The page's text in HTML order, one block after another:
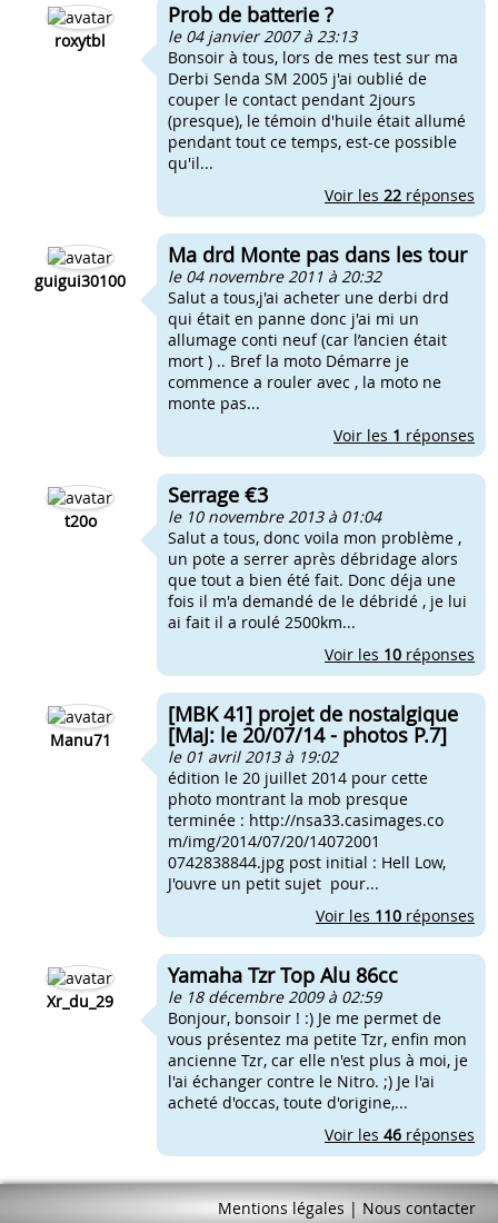
roxytbl
Prob de batterie ?
le 04 janvier 2007 à 23:13
Bonsoir à tous, lors de mes test sur ma
Derbi Senda SM 2005 j'ai oublié de
couper le contact pendant 2jours
(presque), le témoin d'huile était allumé
pendant tout ce temps, est-ce possible
qu'il...
Voir les 22 réponses
guigui30100
Ma drd Monte pas dans les tour
le 04 novembre 2011 à 20:32
Salut a tous,j'ai acheter une derbi drd
qui était en panne donc j'ai mi un
allumage conti neuf (car l’ancien était
mort ) .. Bref la moto Démarre je
commence a rouler avec , la moto ne
monte pas...
Voir les 1 réponses
t20o
Serrage €3
le 10 novembre 2013 à 01:04
Salut a tous, donc voila mon problème ,
un pote a serrer après débridage alors
que tout a bien été fait. Donc déja une
fois il m'a demandé de le débridé , je lui
ai fait il a roulé 2500km...
Voir les 10 réponses
Manu71
[MBK 41] projet de nostalgique
[MaJ: le 20/07/14 - photos P.7]
le 01 avril 2013 à 19:02
édition le 20 juillet 2014 pour cette
photo montrant la mob presque
terminée : http://nsa33.casimages.co
m/img/2014/07/20/14072001
0742838844.jpg post initial : Hell Low,
J'ouvre un petit sujet pour...
Voir les 110 réponses
Xr_du_29
Yamaha Tzr Top Alu 86cc
le 18 décembre 2009 à 02:59
Bonjour, bonsoir ! :) Je me permet de
vous présentez ma petite Tzr, enfin mon
ancienne Tzr, car elle n'est plus à moi, je
l'ai échanger contre le Nitro. ;) Je l'ai
acheté d'occas, toute d'origine,...
Voir les 46 réponses
Mentions légales | Nous contacter